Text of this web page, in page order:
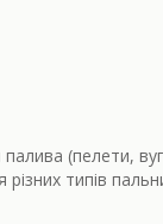
(пелети,
типів